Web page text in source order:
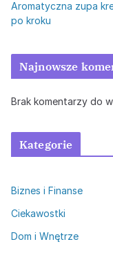
Aromatyczna zupa
po kroku
Najnowsze
Brak komentarzy do
Kategorie
Biznes i Finanse
Ciekawostki
Dom i Wnętrze